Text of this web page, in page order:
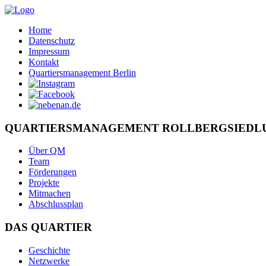
Home
Datenschutz
Impressum
Kontakt
Quartiersmanagement Berlin
QUARTIERSMANAGEMENT
Über QM
Team
Förderungen
Projekte
Mitmachen
Abschlussplan
DAS QUARTIER
Geschichte
Netzwerke